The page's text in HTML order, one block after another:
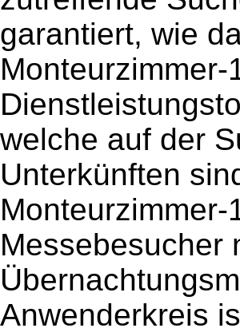
garantiert, wie
welche auf der
Unterkünften
Messebesucher
Anwenderkreis